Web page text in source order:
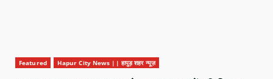
Featured Hapur City News || हापुड़ शहर न्यूज़